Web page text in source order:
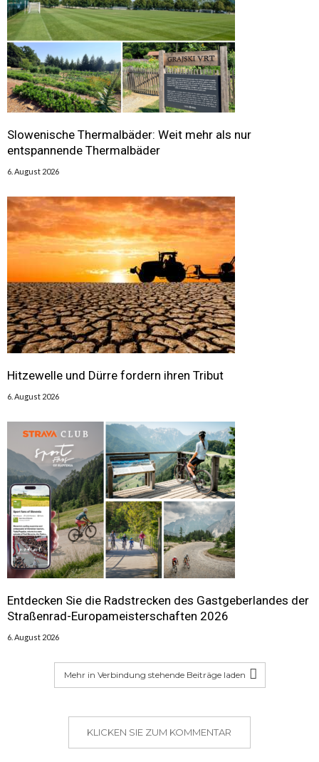
Slowenische Thermalbäder: Weit mehr als nur
entspannende Thermalbäder
6. August 2026
Hitzewelle und Dürre fordern ihren Tribut
6. August 2026
Entdecken Sie die Radstrecken des Gastgeberlandes der
Straßenrad-Europameisterschaften 2026
6. August 2026
Mehr in Verbindung stehende Beiträge laden
KLICKEN SIE ZUM KOMMENTAR